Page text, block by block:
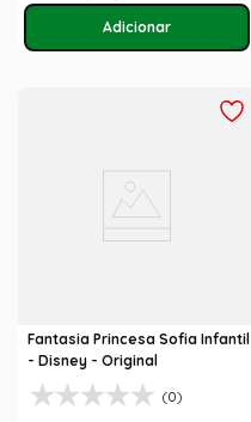
Fantasia Princesa Sofia Infantil
- Disney - Original
(0)